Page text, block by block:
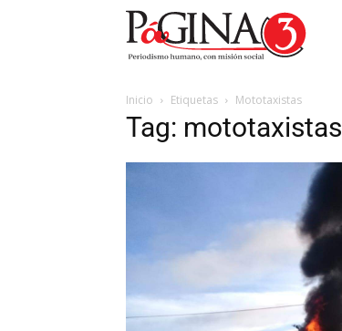
Inicio Etiquetas Mototaxistas
Tag: mototaxistas